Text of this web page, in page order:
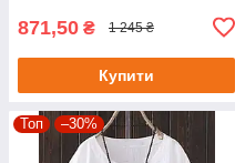
871,50 ₴ 1 245 ₴
Купити
Топ –30%